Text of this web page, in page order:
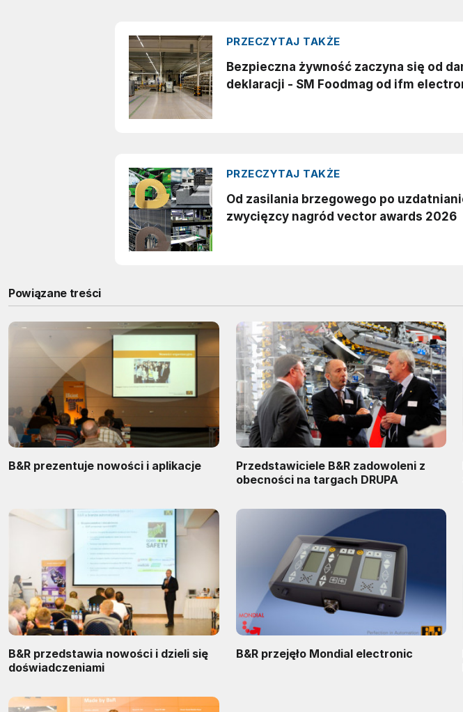
Powiązane treści
B&R prezentuje nowości i aplikacje
Przedstawiciele B&R zadowoleni z
obecności na targach DRUPA
B&R przedstawia nowości i dzieli się
doświadczeniami
B&R przejęło Mondial electronic